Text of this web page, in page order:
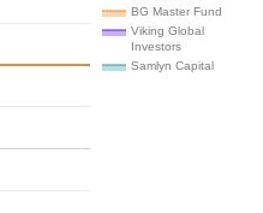
BG Master Fund
Viking Global
Investors
Samlyn Capital